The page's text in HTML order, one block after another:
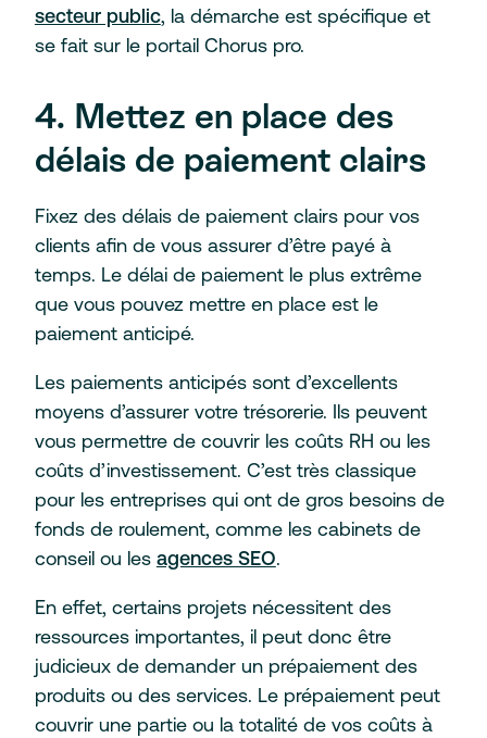
secteur public, la démarche est spécifique et
se fait sur le portail Chorus pro.
4. Mettez en place des
délais de paiement clairs
Fixez des délais de paiement clairs pour vos
clients afin de vous assurer d’être payé à
temps. Le délai de paiement le plus extrême
que vous pouvez mettre en place est le
paiement anticipé.
Les paiements anticipés sont d’excellents
moyens d’assurer votre trésorerie. Ils peuvent
vous permettre de couvrir les coûts RH ou les
coûts d’investissement. C’est très classique
pour les entreprises qui ont de gros besoins de
fonds de roulement, comme les cabinets de
conseil ou les agences SEO.
En effet, certains projets nécessitent des
ressources importantes, il peut donc être
judicieux de demander un prépaiement des
produits ou des services. Le prépaiement peut
couvrir une partie ou la totalité de vos coûts à